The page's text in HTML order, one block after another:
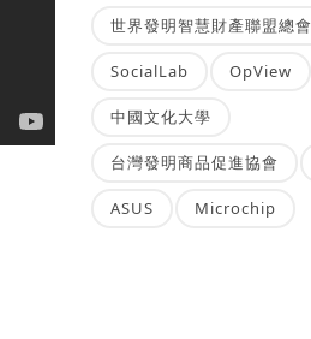
世界發明智慧財產聯盟總會
SocialLab OpView
中國文化大學
台灣發明商品促進協會
ASUS Microchip